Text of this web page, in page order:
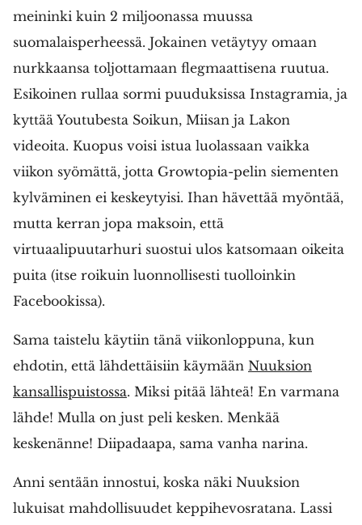
meininki kuin 2 miljoonassa muussa
suomalaisperheessä. Jokainen vetäytyy omaan
nurkkaansa toljottamaan flegmaattisena ruutua.
Esikoinen rullaa sormi puuduksissa Instagramia, ja
kyttää Youtubesta Soikun, Miisan ja Lakon
videoita. Kuopus voisi istua luolassaan vaikka
viikon syömättä, jotta Growtopia-pelin siementen
kylväminen ei keskeytyisi. Ihan hävettää myöntää,
mutta kerran jopa maksoin, että
virtuaalipuutarhuri suostui ulos katsomaan oikeita
puita (itse roikuin luonnollisesti tuolloinkin
Facebookissa).
Sama taistelu käytiin tänä viikonloppuna, kun
ehdotin, että lähdettäisiin käymään Nuuksion
kansallispuistossa. Miksi pitää lähteä! En varmana
lähde! Mulla on just peli kesken. Menkää
keskenänne! Diipadaapa, sama vanha narina.
Anni sentään innostui, koska näki Nuuksion
lukuisat mahdollisuudet keppihevosratana. Lassi